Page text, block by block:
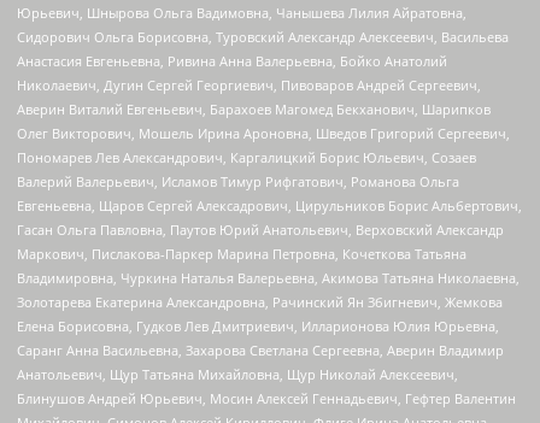
Юрьевич, Шнырова Ольга Вадимовна, Чанышева Лилия Айратовна,
Сидорович Ольга Борисовна, Туровский Александр Алексеевич, Васильева
Анастасия Евгеньевна, Ривина Анна Валерьевна, Бойко Анатолий
Николаевич, Дугин Сергей Георгиевич, Пивоваров Андрей Сергеевич,
Аверин Виталий Евгеньевич, Барахоев Магомед Бекханович, Шарипков
Олег Викторович, Мошель Ирина Ароновна, Шведов Григорий Сергеевич,
Пономарев Лев Александрович, Каргалицкий Борис Юльевич, Созаев
Валерий Валерьевич, Исламов Тимур Рифгатович, Романова Ольга
Евгеньевна, Щаров Сергей Алексадрович, Цирульников Борис Альбертович,
Гасан Ольга Павловна, Паутов Юрий Анатольевич, Верховский Александр
Маркович, Пислакова-Паркер Марина Петровна, Кочеткова Татьяна
Владимировна, Чуркина Наталья Валерьевна, Акимова Татьяна Николаевна,
Золотарева Екатерина Александровна, Рачинский Ян Збигневич, Жемкова
Елена Борисовна, Гудков Лев Дмитриевич, Илларионова Юлия Юрьевна,
Саранг Анна Васильевна, Захарова Светлана Сергеевна, Аверин Владимир
Анатольевич, Щур Татьяна Михайловна, Щур Николай Алексеевич,
Блинушов Андрей Юрьевич, Мосин Алексей Геннадьевич, Гефтер Валентин